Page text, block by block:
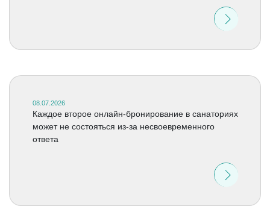
08.07.2026
Каждое второе онлайн-бронирование в санаториях
может не состояться из-за несвоевременного
ответа